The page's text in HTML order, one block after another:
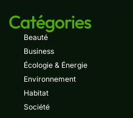
Catégories
Beauté
Business
Écologie & Énergie
Environnement
Habitat
Société